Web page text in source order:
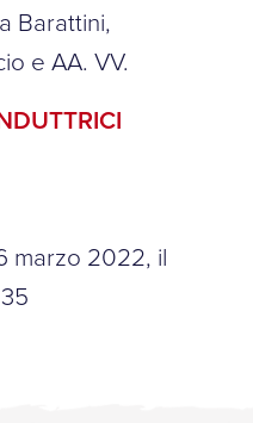
Barattini,
e AA. VV.
marzo 2022, il